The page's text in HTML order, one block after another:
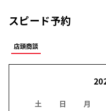
スピード予約
店頭商談
土 日 月